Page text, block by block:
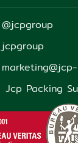
@jcpgroup
jcpgroup
Jcp Packing